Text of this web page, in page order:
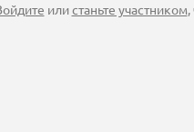
илистаньте участником,